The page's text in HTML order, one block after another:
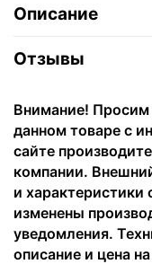
Описание
Отзывы
Внимание!
данном товаре с
сайте
компании.
и характеристики
изменены
уведомления.
описание и цена